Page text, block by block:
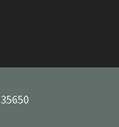
35650